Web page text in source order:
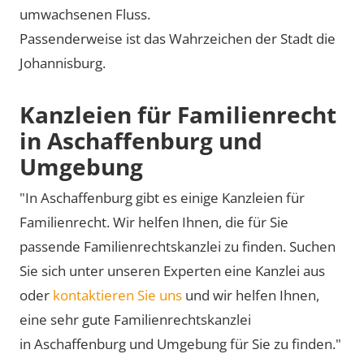
umwachsenen Fluss.
Passenderweise ist das Wahrzeichen der Stadt die
Johannisburg.
Kanzleien für Familienrecht
in Aschaffenburg und
Umgebung
"In Aschaffenburg gibt es einige Kanzleien für
Familienrecht. Wir helfen Ihnen, die für Sie
passende Familienrechtskanzlei zu finden. Suchen
Sie sich unter unseren Experten eine Kanzlei aus
oder kontaktieren Sie uns und wir helfen Ihnen,
eine sehr gute Familienrechtskanzlei
in Aschaffenburg und Umgebung für Sie zu finden."